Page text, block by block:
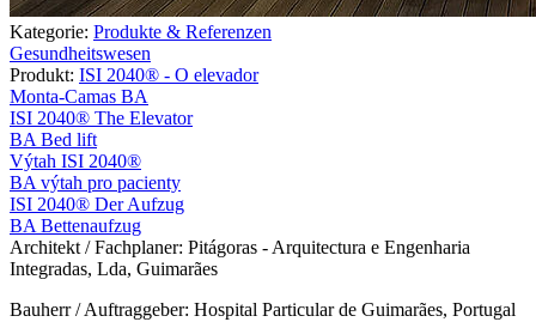
Kategorie: Produkte & Referenzen
Gesundheitswesen
Produkt: ISI 2040® - O elevador
Monta-Camas BA
ISI 2040® The Elevator
BA Bed lift
Výtah ISI 2040®
BA výtah pro pacienty
ISI 2040® Der Aufzug
BA Bettenaufzug
Architekt / Fachplaner: Pitágoras - Arquitectura e Engenharia
Integradas, Lda, Guimarães
Bauherr / Auftraggeber: Hospital Particular de Guimarães, Portugal